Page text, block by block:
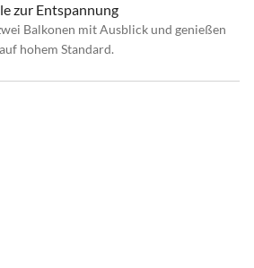
zur Entspannung
Balkonen mit Ausblick und genießen
hohem Standard.